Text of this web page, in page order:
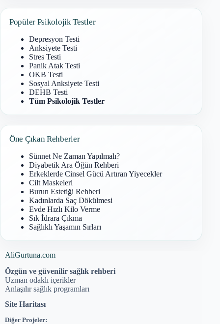
Popüler Psikolojik Testler
Depresyon Testi
Anksiyete Testi
Stres Testi
Panik Atak Testi
OKB Testi
Sosyal Anksiyete Testi
DEHB Testi
Tüm Psikolojik Testler
Öne Çıkan Rehberler
Sünnet Ne Zaman Yapılmalı?
Diyabetik Ara Öğün Rehberi
Erkeklerde Cinsel Gücü Artıran Yiyecekler
Cilt Maskeleri
Burun Estetiği Rehberi
Kadınlarda Saç Dökülmesi
Evde Hızlı Kilo Verme
Sık İdrara Çıkma
Sağlıklı Yaşamın Sırları
AliGurtuna.com
Özgün ve güvenilir sağlık rehberi
Uzman odaklı içerikler
Anlaşılır sağlık programları
Site Haritası
Diğer Projeler: